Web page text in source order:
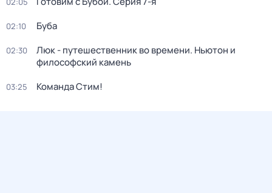
02:10 Буба
02:30
Люк - путешественник во времени. Ньютон и
философский камень
03:25 Команда Стим!